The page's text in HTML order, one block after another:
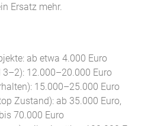
Ersatz mehr.
ab etwa 4.000 Euro
3–2): 12.000–20.000 Euro
15.000–25.000 Euro
Zustand): ab 35.000 Euro,
70.000 Euro